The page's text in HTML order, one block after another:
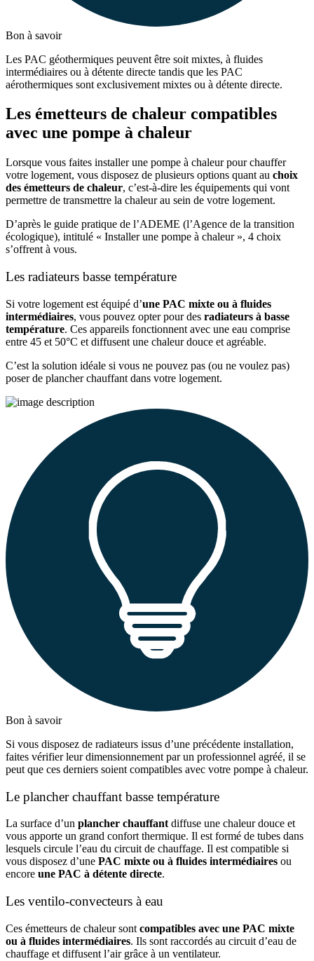
Bon à savoir
Les PAC géothermiques peuvent être soit mixtes, à fluides
intermédiaires ou à détente directe tandis que les PAC
aérothermiques sont exclusivement mixtes ou à détente directe.
Les émetteurs de chaleur compatibles
avec une pompe à chaleur
Lorsque vous faites installer une pompe à chaleur pour chauffer
votre logement, vous disposez de plusieurs options quant au choix
des émetteurs de chaleur, c’est-à-dire les équipements qui vont
permettre de transmettre la chaleur au sein de votre logement.
D’après le guide pratique de l’ADEME (l’Agence de la transition
écologique), intitulé « Installer une pompe à chaleur », 4 choix
s’offrent à vous.
Les radiateurs basse température
Si votre logement est équipé d’une PAC mixte ou à fluides
intermédiaires, vous pouvez opter pour des radiateurs à basse
température. Ces appareils fonctionnent avec une eau comprise
entre 45 et 50°C et diffusent une chaleur douce et agréable.
C’est la solution idéale si vous ne pouvez pas (ou ne voulez pas)
poser de plancher chauffant dans votre logement.
Bon à savoir
Si vous disposez de radiateurs issus d’une précédente installation,
faites vérifier leur dimensionnement par un professionnel agréé, il se
peut que ces derniers soient compatibles avec votre pompe à chaleur.
Le plancher chauffant basse température
La surface d’un plancher chauffant diffuse une chaleur douce et
vous apporte un grand confort thermique. Il est formé de tubes dans
lesquels circule l’eau du circuit de chauffage. Il est compatible si
vous disposez d’une PAC mixte ou à fluides intermédiaires ou
encore une PAC à détente directe.
Les ventilo-convecteurs à eau
Ces émetteurs de chaleur sont compatibles avec une PAC mixte
ou à fluides intermédiaires. Ils sont raccordés au circuit d’eau de
chauffage et diffusent l’air grâce à un ventilateur.